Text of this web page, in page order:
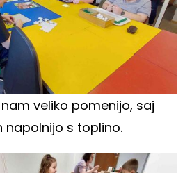
veliko pomenijo, saj
napolnijo s toplino.